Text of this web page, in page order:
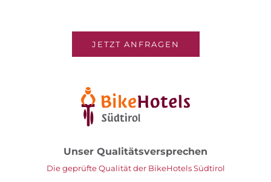
JETZT ANFRAGEN
Unser Qualitätsversprechen
Die geprüfte Qualität der BikeHotels Südtirol